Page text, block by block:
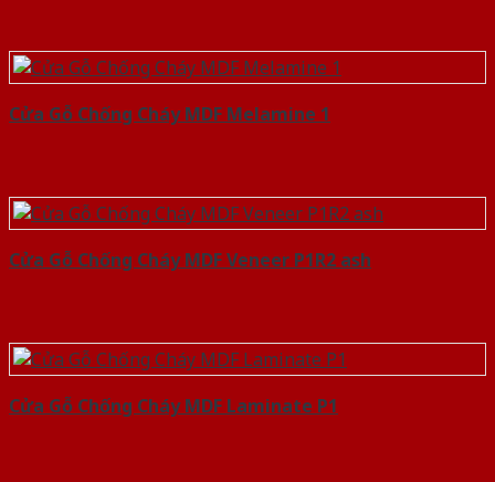
Cửa Gỗ Chống Cháy MDF Melamine 1
Cửa Gỗ Chống Cháy MDF Veneer P1R2 ash
Cửa Gỗ Chống Cháy MDF Laminate P1